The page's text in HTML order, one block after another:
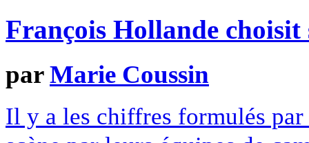
François Hollande choisit
parMarie Coussin
Il y a les chiffres formulés